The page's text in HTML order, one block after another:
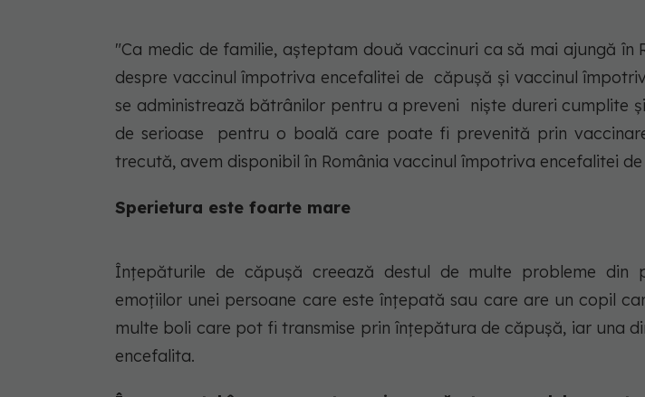
"Ca medic de familie, așteptam două vaccinuri ca să mai ajungă în
despre vaccinul împotriva encefalitei de căpușă și vaccinul
se administrează bătrânilor pentru a preveni niște dureri cumplite
de serioase pentru o boală care poate fi prevenită prin
trecută, avem disponibil în România vaccinul împotriva encefalitei
Sperietura este foarte mare
Înțepăturile de căpușă creează destul de multe probleme din
emoțiilor unei persoane care este înțepată sau care are un copil
multe boli care pot fi transmise prin înțepătura de căpușă, iar una
encefalita.